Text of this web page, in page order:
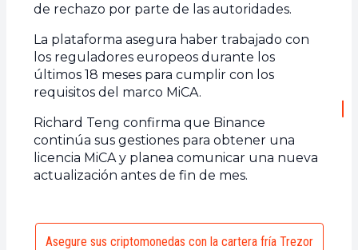
de rechazo por parte de las autoridades.
La plataforma asegura haber trabajado con
los reguladores europeos durante los
últimos 18 meses para cumplir con los
requisitos del marco MiCA.
Richard Teng confirma que Binance
continúa sus gestiones para obtener una
licencia MiCA y planea comunicar una nueva
actualización antes de fin de mes.
Asegure sus criptomonedas con la cartera fría Trezor